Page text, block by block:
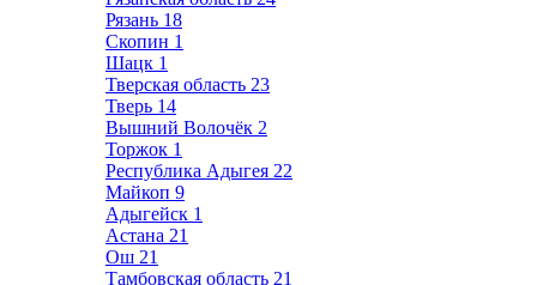
Рязань 18
Скопин 1
Шацк 1
Тверская область 23
Тверь 14
Вышний Волочёк 2
Торжок 1
Республика Адыгея 22
Майкоп 9
Адыгейск 1
Астана 21
Ош 21
Тамбовская область 21